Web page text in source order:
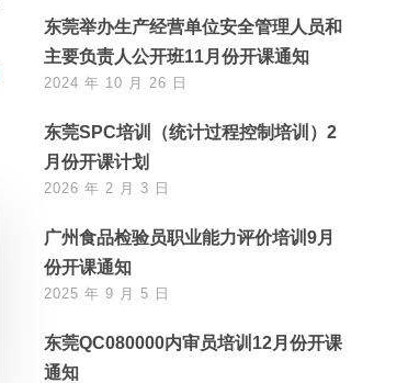
东莞举办生产经营单位安全管理人员和
主要负责人公开班11月份开课通知
2024 年 10 月 26 日
东莞SPC培训（统计过程控制培训）2
月份开课计划
2026 年 2 月 3 日
广州食品检验员职业能力评价培训9月
份开课通知
2025 年 9 月 5 日
东莞QC080000内审员培训12月份开课
通知